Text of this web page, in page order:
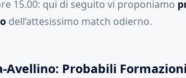
15.00: qui di seguito vi proponiamo
dell’attesissimo match odierno.
Avellino: Probabili